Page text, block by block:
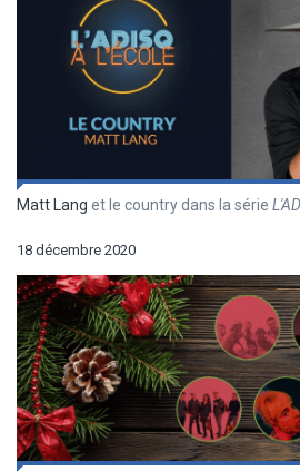
Matt Lang et le country dans la série
18 décembre 2020